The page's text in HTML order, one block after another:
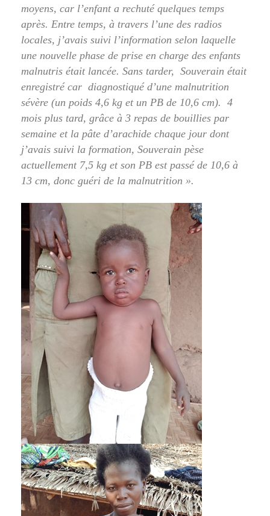
moyens, car l’enfant a rechuté quelques temps
après. Entre temps, à travers l’une des radios
locales, j’avais suivi l’information selon laquelle
une nouvelle phase de prise en charge des enfants
malnutris était lancée. Sans tarder, Souverain était
enregistré car diagnostiqué d’une malnutrition
sévère (un poids 4,6 kg et un PB de 10,6 cm). 4
mois plus tard, grâce à 3 repas de bouillies par
semaine et la pâte d’arachide chaque jour dont
j’avais suivi la formation, Souverain pèse
actuellement 7,5 kg et son PB est passé de 10,6 à
13 cm, donc guéri de la malnutrition ».